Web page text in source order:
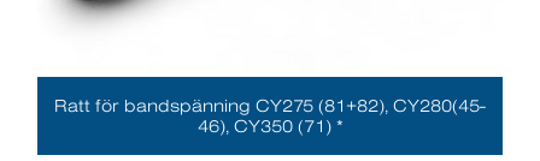
Ratt för bandspänning CY275 (81+82), CY280(45-
46), CY350 (71) *